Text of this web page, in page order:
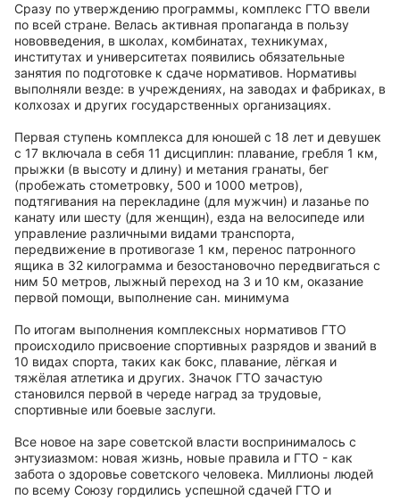
Сразу по утверждению программы, комплекс ГТО ввели
по всей стране. Велась активная пропаганда в пользу
нововведения, в школах, комбинатах, техникумах,
институтах и университетах появились обязательные
занятия по подготовке к сдаче нормативов. Нормативы
выполняли везде: в учреждениях, на заводах и фабриках, в
колхозах и других государственных организациях.
Первая ступень комплекса для юношей с 18 лет и девушек
с 17 включала в себя 11 дисциплин: плавание, гребля 1 км,
прыжки (в высоту и длину) и метания гранаты, бег
(пробежать стометровку, 500 и 1000 метров),
подтягивания на перекладине (для мужчин) и лазанье по
канату или шесту (для женщин), езда на велосипеде или
управление различными видами транспорта,
передвижение в противогазе 1 км, перенос патронного
ящика в 32 килограмма и безостановочно передвигаться с
ним 50 метров, лыжный переход на 3 и 10 км, оказание
первой помощи, выполнение сан. минимума
По итогам выполнения комплексных нормативов ГТО
происходило присвоение спортивных разрядов и званий в
10 видах спорта, таких как бокс, плавание, лёгкая и
тяжёлая атлетика и других. Значок ГТО зачастую
становился первой в череде наград за трудовые,
спортивные или боевые заслуги.
Все новое на заре советской власти воспринималось с
энтузиазмом: новая жизнь, новые правила и ГТО - как
забота о здоровье советского человека. Миллионы людей
по всему Союзу гордились успешной сдачей ГТО и